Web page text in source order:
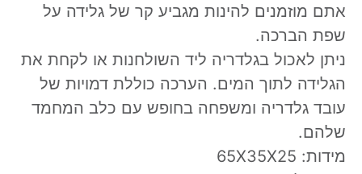
אתם מוזמנים להינות מגביע קר של גלידה על
שפת הברכה.
ניתן לאכול בגלדריה ליד השולחנות או לקחת את
הגלידה לתוך המים. הערכה כוללת דמויות של
עובד גלדריה ומשפחה בחופש עם כלב המחמד
שלהם.
מידות: 65X35X25